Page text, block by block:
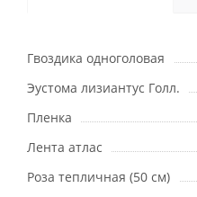
Гвоздика одноголовая
Эустома лизиантус Голл.
Пленка
Лента атлас
Роза тепличная (50 см)